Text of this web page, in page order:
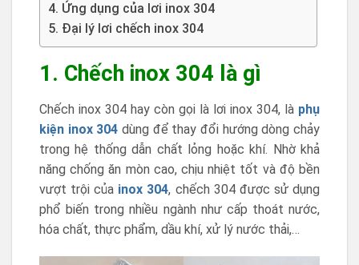
4. Ứng dụng của lơi inox 304
5. Đại lý lơi chếch inox 304
1. Chếch inox 304 là gì
Chếch inox 304 hay còn gọi là lơi inox 304, là phụ
kiện inox 304 dùng để thay đổi hướng dòng chảy
trong hệ thống dẫn chất lỏng hoặc khí. Nhờ khả
năng chống ăn mòn cao, chịu nhiệt tốt và độ bền
vượt trội của inox 304, chếch 304 được sử dụng
phổ biến trong nhiều ngành như cấp thoát nước,
hóa chất, thực phẩm, dầu khí, xử lý nước thải,…